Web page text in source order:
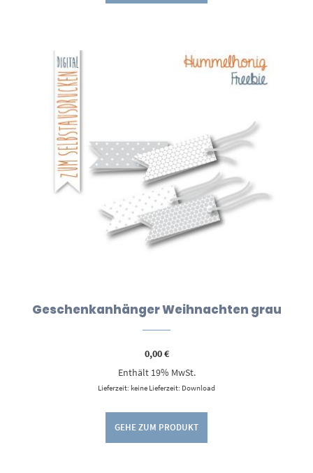
Geschenkanhänger Weihnachten grau
0,00€
Enthält 19% MwSt.
Lieferzeit: keine Lieferzeit: Download
GEHE ZUM PRODUKT